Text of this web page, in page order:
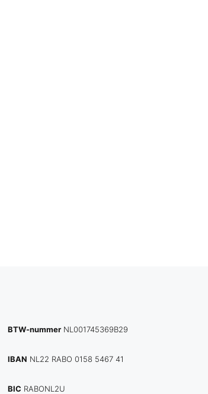
BTW-nummer NL001745369B29
IBAN NL22 RABO 0158 5467 41
BIC RABONL2U